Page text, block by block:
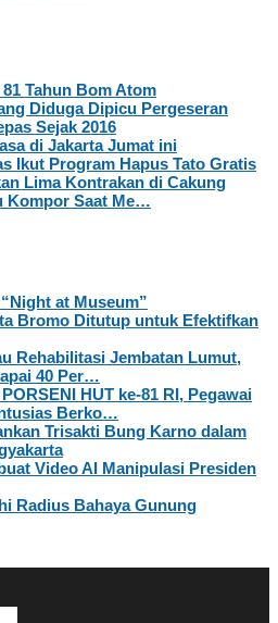
Tahun Bom Atom
Diduga Dipicu Pergeseran
Sejak 2016
di Jakarta Jumat ini
Ikut Program Hapus Tato Gratis
Lima Kontrakan di Cakung
Kompor Saat Me…
at Museum”
Bromo Ditutup untuk Efektifkan
Rehabilitasi Jembatan Lumut,
40 Per…
HUT ke-81 RI, Pegawai
Berko…
Trisakti Bung Karno dalam
Video AI Manipulasi Presiden
Radius Bahaya Gunung